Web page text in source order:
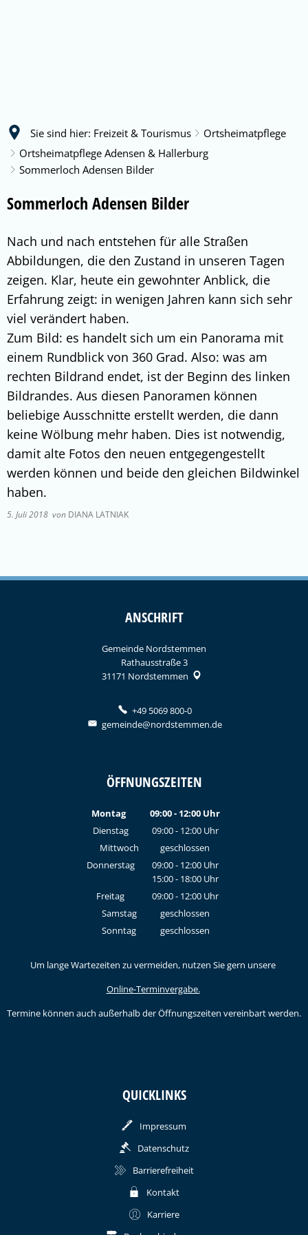
Sie sind hier: Freizeit & Tourismus
Ortsheimatpflege
Ortsheimatpflege Adensen & Hallerburg
Sommerloch Adensen Bilder
Sommerloch Adensen Bilder
Nach und nach entstehen für alle Straßen
Abbildungen, die den Zustand in unseren Tagen
zeigen. Klar, heute ein gewohnter Anblick, die
Erfahrung zeigt: in wenigen Jahren kann sich sehr
viel verändert haben.
Zum Bild: es handelt sich um ein Panorama mit
einem Rundblick von 360 Grad. Also: was am
rechten Bildrand endet, ist der Beginn des linken
Bildrandes. Aus diesen Panoramen können
beliebige Ausschnitte erstellt werden, die dann
keine Wölbung mehr haben. Dies ist notwendig,
damit alte Fotos den neuen entgegengestellt
werden können und beide den gleichen Bildwinkel
haben.
5. Juli 2018 von DIANA LATNIAK
ANSCHRIFT
Gemeinde Nordstemmen
Rathausstraße 3
31171 Nordstemmen
+49 5069 800-0
gemeinde@nordstemmen.de
ÖFFNUNGSZEITEN
Montag 09:00- 12:00 Uhr
Von 09:00 bis 12:00 Uhr
Dienstag 09:00- 12:00Uhr
Von 09:00 bis 12:00 Uhr
Mittwoch
geschlossen
Donnerstag
09:00- 12:00Uhr
Von 09:00 bis 12:00 Uhr
15:00- 18:00Uhr
Von 15:00 bis 18:00 Uhr
Freitag 09:00- 12:00Uhr
Von 09:00 bis 12:00 Uhr
Samstag
geschlossen
Sonntag
geschlossen
Um lange Wartezeiten zu vermeiden, nutzen Sie gern unsere
Online-Terminvergabe.
Termine können auch außerhalb der Öffnungszeiten vereinbart werden.
QUICKLINKS
Impressum
Datenschutz
Barrierefreiheit
Kontakt
Karriere